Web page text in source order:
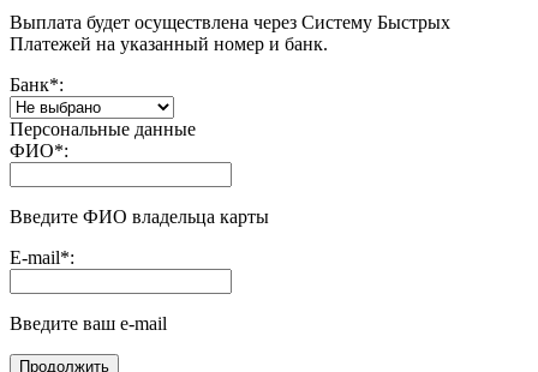
Выплата будет осуществлена через Систему Быстрых
Платежей на указанный номер и банк.
Банк*:
Персональные данные
ФИО*:
Введите ФИО владельца карты
E-mail*:
Введите ваш e-mail